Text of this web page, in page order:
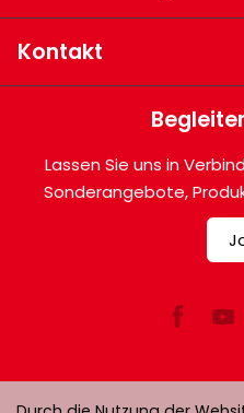
Kontakt
Lassen Sie uns in
Sonderangebote,